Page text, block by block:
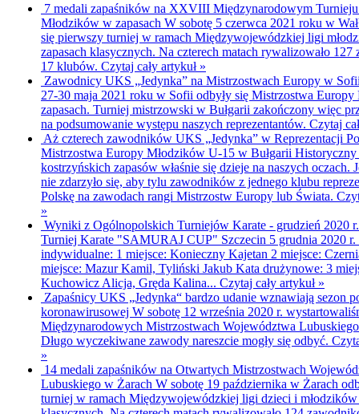
7 medali zapaśników na XXVIII Międzynarodowym
Młodzików w zapasach W sobotę 5 czerwca 2021 roku w
się pierwszy turniej w ramach Międzywojewódzkiej ligi
zapasach klasycznych. Na czterech matach rywalizowało
17 klubów. Czytaj cały artykuł »
Zawodnicy UKS „Jedynka” na Mistrzostwach Europy w
27-30 maja 2021 roku w Sofii odbyły się Mistrzostwa
zapasach. Turniej mistrzowski w Bułgarii zakończony więc
na podsumowanie występu naszych reprezentantów. Czytaj
Aż czterech zawodników UKS „Jedynka” w Reprezentacji
Mistrzostwa Europy Młodzików U-15 w Bułgarii Historyczny
kostrzyńskich zapasów właśnie się dzieje na naszych oczach.
nie zdarzyło się, aby tylu zawodników z jednego klubu
Polskę na zawodach rangi Mistrzostw Europy lub Świata.
»
Wyniki z Ogólnopolskich Turniejów Karate - grudzień 2020
Turniej Karate "SAMURAJ CUP" Szczecin 5 grudnia 2020 r.
indywidualne: 1 miejsce: Konieczny Kajetan 2 miejsce:
miejsce: Mazur Kamil, Tyliński Jakub Kata drużynowe: 3
Kuchowicz Alicja, Gręda Kalina... Czytaj cały artykuł »
Zapaśnicy UKS „Jedynka“ bardzo udanie wznawiają sezon
koronawirusowej W sobotę 12 września 2020 r.
Międzynarodowych Mistrzostwach Województwa
Długo wyczekiwane zawody nareszcie mogły się odbyć.
»
14 medali zapaśników na Otwartych Mistrzostwach
Lubuskiego w Żarach W sobotę 19 października w Żarach
turniej w ramach Międzywojewódzkiej ligi dzieci i młodzików